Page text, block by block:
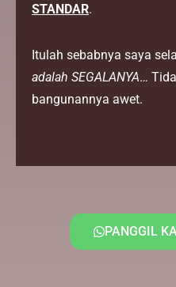
STANDAR.
Itulah sebabnya saya
adalah SEGALANYA…
bangunannya awet.
PANGGIL